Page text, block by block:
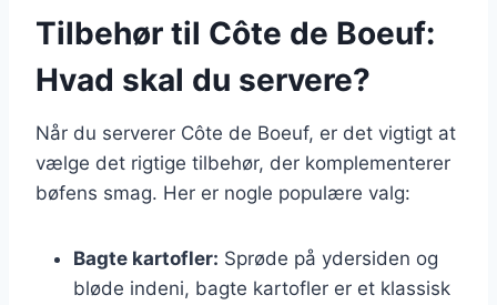
Tilbehør til Côte de Boeuf:
Hvad skal du servere?
Når du serverer Côte de Boeuf, er det vigtigt at
vælge det rigtige tilbehør, der komplementerer
bøfens smag. Her er nogle populære valg:
Bagte kartofler: Sprøde på ydersiden og
bløde indeni, bagte kartofler er et klassisk